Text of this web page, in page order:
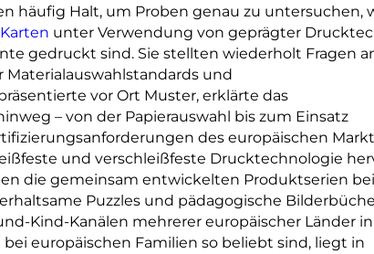
häufig Halt, um Proben genau zu untersuchen,
unter Verwendung von geprägter
gedruckt sind. Sie stellten wiederholt Fragen
und
vor Ort Muster, erklärte das
– von der Papierauswahl bis zum Einsatz
des europäischen
und verschleißfeste Drucktechnologie
die gemeinsam entwickelten Produktserien
Puzzles und pädagogische
Kind-Kanälen mehrerer europäischer Länder
europäischen Familien so beliebt sind, liegt in